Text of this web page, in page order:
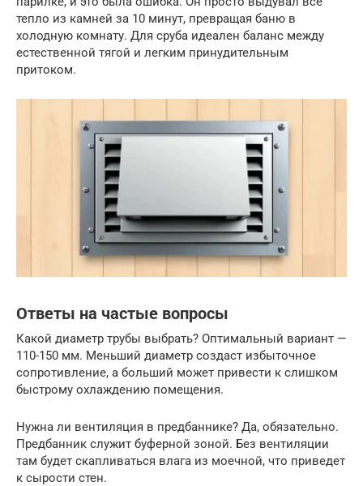
тепло из камней за 10 минут, превращая баню в
холодную комнату. Для сруба идеален баланс между
естественной тягой и легким принудительным
притоком.
Ответы на частые вопросы
Какой диаметр трубы выбрать? Оптимальный вариант —
110-150 мм. Меньший диаметр создаст избыточное
сопротивление, а больший может привести к слишком
быстрому охлаждению помещения.
Нужна ли вентиляция в предбаннике? Да, обязательно.
Предбанник служит буферной зоной. Без вентиляции
там будет скапливаться влага из моечной, что приведет
к сырости стен.